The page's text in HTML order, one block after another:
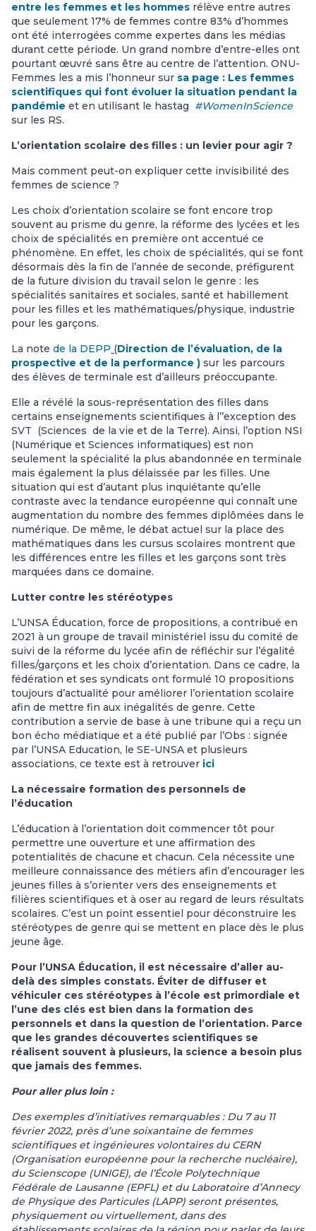
entre les femmes et les hommes rélève entre autres
que seulement 17% de femmes contre 83% d’hommes
ont été interrogées comme expertes dans les médias
durant cette période. Un grand nombre d’entre-elles ont
pourtant œuvré sans être au centre de l’attention. ONU-
Femmes les a mis l’honneur sur sa page : Les femmes
scientifiques qui font évoluer la situation pendant la
pandémie et en utilisant le hastag #WomenInScience
sur les RS.
L’orientation scolaire des filles : un levier pour agir ?
Mais comment peut-on expliquer cette invisibilité des
femmes de science ?
Les choix d’orientation scolaire se font encore trop
souvent au prisme du genre, la réforme des lycées et les
choix de spécialités en première ont accentué ce
phénomène. En effet, les choix de spécialités, qui se font
désormais dès la fin de l’année de seconde, préfigurent
de la future division du travail selon le genre : les
spécialités sanitaires et sociales, santé et habillement
pour les filles et les mathématiques/physique, industrie
pour les garçons.
La note de la DEPP (Direction de l’évaluation, de la
prospective et de la performance ) sur les parcours
des élèves de terminale est d’ailleurs préoccupante.
Elle a révélé la sous-représentation des filles dans
certains enseignements scientifiques à l’’exception des
SVT (Sciences de la vie et de la Terre). Ainsi, l’option NSI
(Numérique et Sciences informatiques) est non
seulement la spécialité la plus abandonnée en terminale
mais également la plus délaissée par les filles. Une
situation qui est d’autant plus inquiétante qu’elle
contraste avec la tendance européenne qui connaît une
augmentation du nombre des femmes diplômées dans le
numérique. De même, le débat actuel sur la place des
mathématiques dans les cursus scolaires montrent que
les différences entre les filles et les garçons sont très
marquées dans ce domaine.
Lutter contre les stéréotypes
L’UNSA Éducation, force de propositions, a contribué en
2021 à un groupe de travail ministériel issu du comité de
suivi de la réforme du lycée afin de réfléchir sur l’égalité
filles/garçons et les choix d’orientation. Dans ce cadre, la
fédération et ses syndicats ont formulé 10 propositions
toujours d’actualité pour améliorer l’orientation scolaire
afin de mettre fin aux inégalités de genre. Cette
contribution a servie de base à une tribune qui a reçu un
bon écho médiatique et a été publié par l’Obs : signée
par l’UNSA Education, le SE-UNSA et plusieurs
associations, ce texte est à retrouver ici
La nécessaire formation des personnels de
l’éducation
L’éducation à l’orientation doit commencer tôt pour
permettre une ouverture et une affirmation des
potentialités de chacune et chacun. Cela nécessite une
meilleure connaissance des métiers afin d’encourager les
jeunes filles à s’orienter vers des enseignements et
filières scientifiques et à oser au regard de leurs résultats
scolaires. C’est un point essentiel pour déconstruire les
stéréotypes de genre qui se mettent en place dès le plus
jeune âge.
Pour l’UNSA Éducation, il est nécessaire d’aller au-
delà des simples constats. Éviter de diffuser et
véhiculer ces stéréotypes à l’école est primordiale et
l’une des clés est bien dans la formation des
personnels et dans la question de l’orientation. Parce
que les grandes découvertes scientifiques se
réalisent souvent à plusieurs, la science a besoin plus
que jamais des femmes.
Pour aller plus loin :
Des exemples d’initiatives remarquables : Du 7 au 11
février 2022, près d’une soixantaine de femmes
scientifiques et ingénieures volontaires du CERN
(Organisation européenne pour la recherche nucléaire),
du Scienscope (UNIGE), de l’École Polytechnique
Fédérale de Lausanne (EPFL) et du Laboratoire d’Annecy
de Physique des Particules (LAPP) seront présentes,
physiquement ou virtuellement, dans des